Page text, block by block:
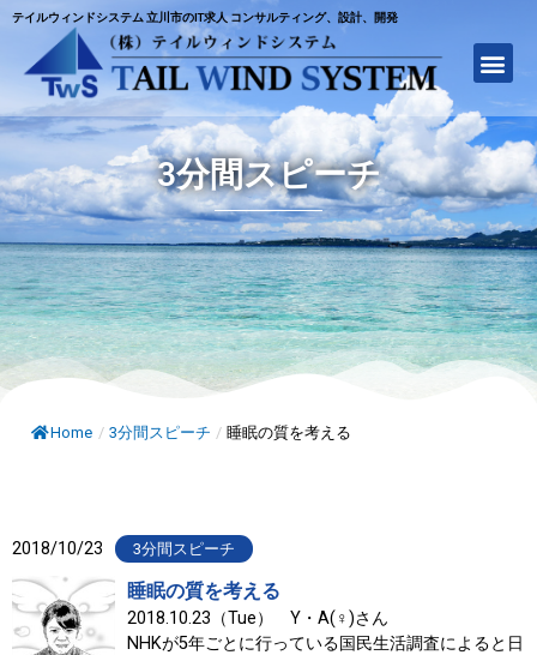
テイルウィンドシステム 立川市のIT求人 コンサルティング、設計、開発
3分間スピーチ
Home / 3分間スピーチ / 睡眠の質を考える
2018/10/23 3分間スピーチ
睡眠の質を考える
2018.10.23（Tue） Y・A(♀)さん
NHKが5年ごとに行っている国民生活調査によると日